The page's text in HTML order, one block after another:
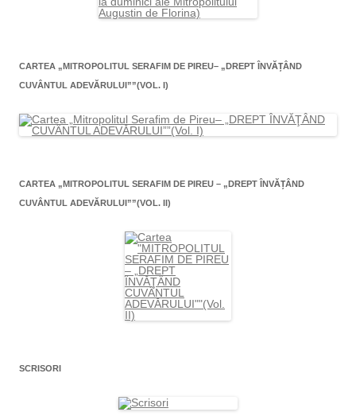
CARTEA „MITROPOLITUL SERAFIM DE PIREU– „DREPT ÎNVĂŢÂND
CUVÂNTUL ADEVĂRULUI””(VOL. I)
CARTEA „MITROPOLITUL SERAFIM DE PIREU – „DREPT ÎNVĂŢÂND
CUVÂNTUL ADEVĂRULUI””(VOL. II)
SCRISORI